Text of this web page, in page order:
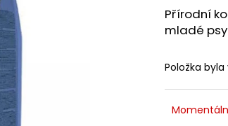
hvězdiček.
Přírodní
mladé
Položka